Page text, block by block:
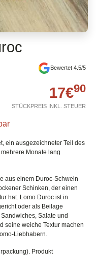
Bewertet 4.5/5
17€90
STÜCKPREIS INKL. STEUER
ein ausgezeichneter Teil des
Monate lang
aus einem Duroc-Schwein
Schinken, der einen
hat. Lomo Duroc ist in
oder als Beilage
Salate und
seine weiche Textur machen
Liebhabern.
Produkt